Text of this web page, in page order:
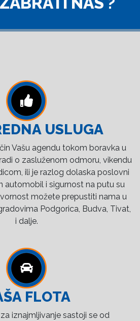
USLUGA
Vašu agendu tokom boravka u
o zasluženom odmoru, vikendu
ili je razlog dolaska poslovni
automobil i sigurnost na putu su
možete prepustiti nama u
Podgorica, Budva, Tivat,
i dalje.
FLOTA
iznajmljivanje sastoji se od